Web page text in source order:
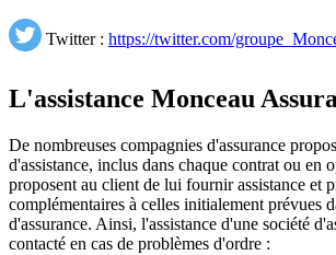
Twitter : https://twitter.com/
L'assistance Monceau
De nombreuses compagnies d'assurance
d'assistance, inclus dans chaque contrat ou en
proposent au client de lui fournir assistance et
complémentaires à celles initialement prévues
d'assurance. Ainsi, l'assistance d'une société
contacté en cas de problèmes d'ordre :